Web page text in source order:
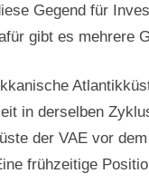
Gegend für
gibt es mehrere
in derselben
der VAE vor dem
frühzeitige